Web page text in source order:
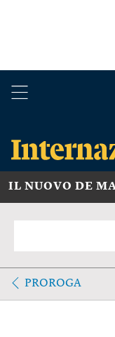
IL NUOVO DE
PROROGA